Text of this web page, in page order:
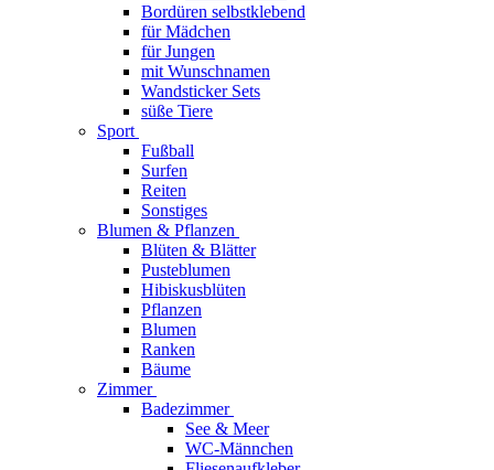
Bordüren selbstklebend
für Mädchen
für Jungen
mit Wunschnamen
Wandsticker Sets
süße Tiere
Sport
Fußball
Surfen
Reiten
Sonstiges
Blumen & Pflanzen
Blüten & Blätter
Pusteblumen
Hibiskusblüten
Pflanzen
Blumen
Ranken
Bäume
Zimmer
Badezimmer
See & Meer
WC-Männchen